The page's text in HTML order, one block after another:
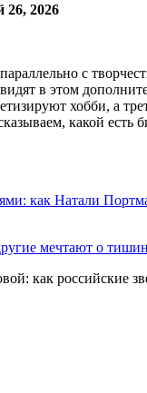
26, 2026
с
в этом
хобби, а
какой есть
как Натали
мечтают о